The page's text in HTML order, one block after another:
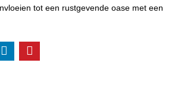
tot een rustgevende oase met een